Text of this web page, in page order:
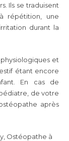
Ils se traduisent
répétition, une
durant la
et
étant encore
En cas de
de votre
après
Ostéopathe à